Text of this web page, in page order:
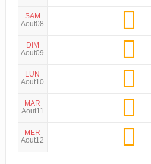
SAM
Aout08
DIM
Aout09
LUN
Aout10
MAR
Aout11
MER
Aout12